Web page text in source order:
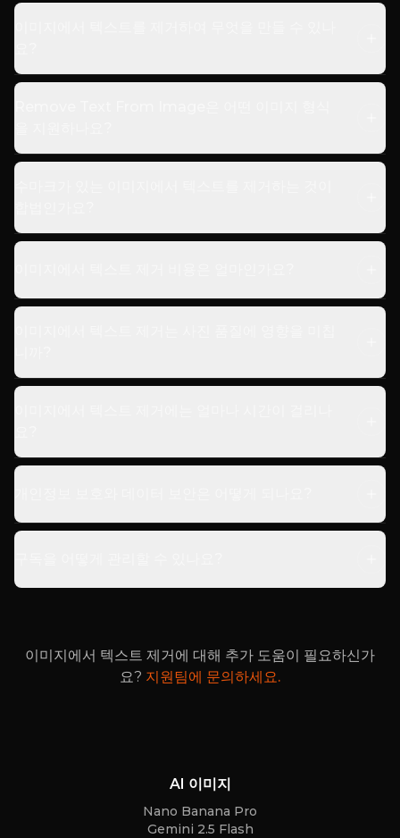
이미지에서 텍스트 제거에 대해 추가 도움이 필요하신가
요? 지원팀에 문의하세요.
AI 이미지
Nano Banana Pro
Gemini 2.5 Flash